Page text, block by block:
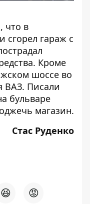
что в
сгорел гараж с
Кроме
шоссе во
ВАЗ. Писали
бульваре
магазин.
Стас Руденко
😆 😡